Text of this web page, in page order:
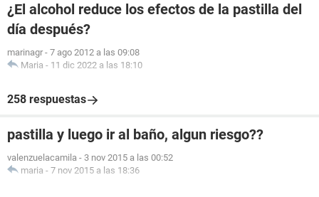
¿El alcohol reduce los efectos de la pastilla del
día después?
marinagr - 7 ago 2012 a las 09:08
Maria - 11 dic 2022 a las 18:10
258 respuestas
pastilla y luego ir al baño, algun riesgo??
valenzuelacamila - 3 nov 2015 a las 00:52
maria - 7 nov 2015 a las 18:36